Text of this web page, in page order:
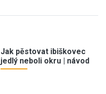
Jak pěstovat ibiškovec
jedlý neboli okru | návod